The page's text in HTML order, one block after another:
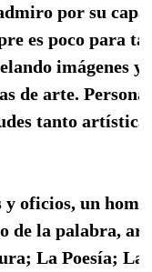
por su
es poco para
imágenes y
de arte. Persona
tanto
y oficios, un
de la palabra,
La Poesía; La